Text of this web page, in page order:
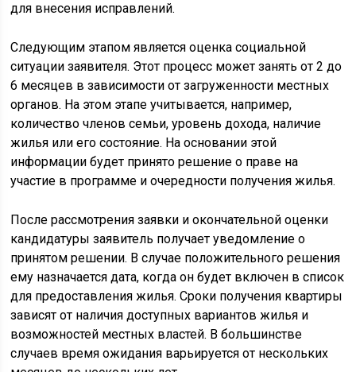
для внесения исправлений.
Следующим этапом является оценка социальной
ситуации заявителя. Этот процесс может занять от 2 до
6 месяцев в зависимости от загруженности местных
органов. На этом этапе учитывается, например,
количество членов семьи, уровень дохода, наличие
жилья или его состояние. На основании этой
информации будет принято решение о праве на
участие в программе и очередности получения жилья.
После рассмотрения заявки и окончательной оценки
кандидатуры заявитель получает уведомление о
принятом решении. В случае положительного решения
ему назначается дата, когда он будет включен в список
для предоставления жилья. Сроки получения квартиры
зависят от наличия доступных вариантов жилья и
возможностей местных властей. В большинстве
случаев время ожидания варьируется от нескольких